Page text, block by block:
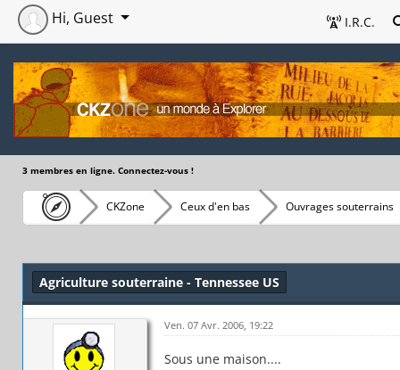
I.R.C.
Hi, Guest
3 membres en ligne. Connectez-vous !
CKZone Ceux d'en bas Ouvrages souterrains
Agriculture souterraine - Tennessee US
Ven. 07 Avr. 2006, 19:22
Sous une maison....